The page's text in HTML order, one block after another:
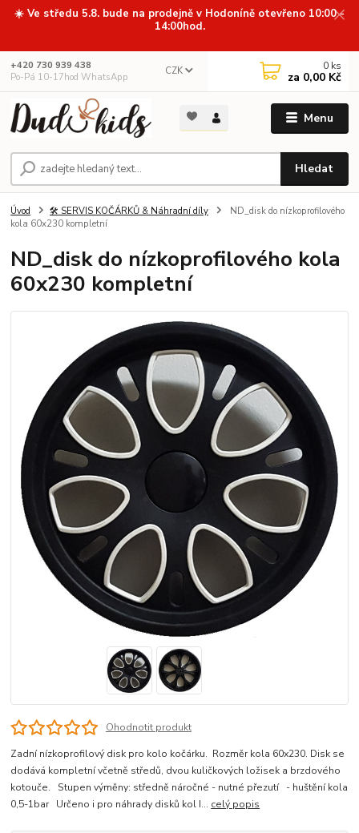
☀️ Ve středu 5.8. bude na prodejně v Hodoníně otevřeno 10:00 -
14:00hod.
Menu
CZK
Hledat
+420 730 939 438
Po-Pá 10-17hod WhatsApp
0 ks
za 0,00 Kč
Úvod 🛠️ SERVIS KOČÁRKŮ & Náhradní díly
ND_disk do nízkoprofilového
kola 60x230 kompletní
ND_disk do nízkoprofilového kola
60x230 kompletní
Ohodnotit produkt
Zadní nízkoprofilový disk pro kolo kočárku. Rozměr kola 60x230. Disk se
dodává kompletní včetně středů, dvou kuličkových ložisek a brzdového
kotouče. Stupen výměny: středně náročné - nutné přezutí - huštění kola
0,5-1bar Určeno i pro náhrady disků kol I... celý popis